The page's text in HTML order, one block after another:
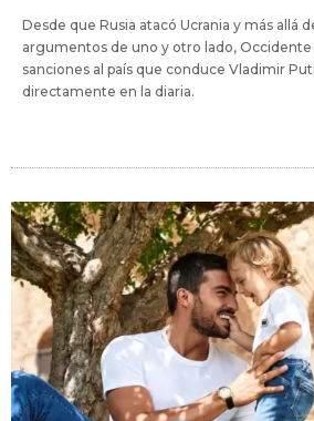
Desde que Rusia atacó Ucrania y más allá
argumentos de uno y otro lado, Occidente
sanciones al país que conduce Vladimir
directamente en la diaria.